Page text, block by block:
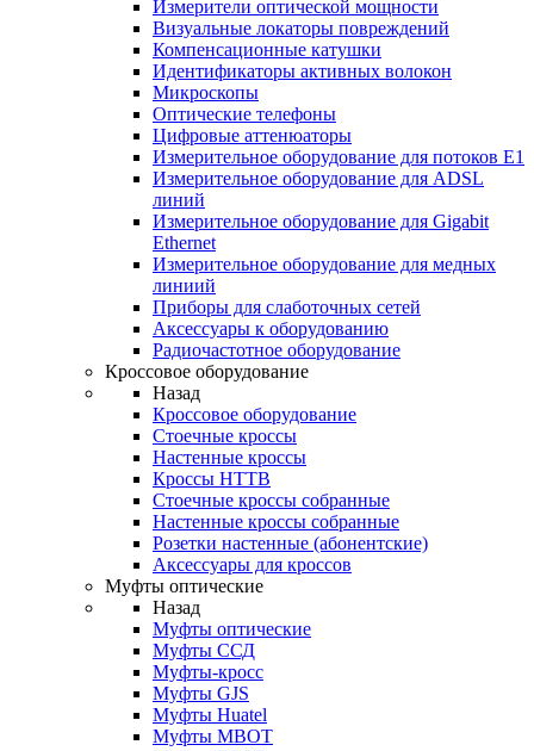
Измерители оптической мощности
Визуальные локаторы повреждений
Компенсационные катушки
Идентификаторы активных волокон
Микроскопы
Оптические телефоны
Цифровые аттенюаторы
Измерительное оборудование для потоков Е1
Измерительное оборудование для ADSL
линий
Измерительное оборудование для Gigabit
Ethernet
Измерительное оборудование для медных
линиий
Приборы для слаботочных сетей
Аксессуары к оборудованию
Радиочастотное оборудование
Кроссовое оборудование
Назад
Кроссовое оборудование
Стоечные кроссы
Настенные кроссы
Кроссы HTTB
Стоечные кроссы собранные
Настенные кроссы собранные
Розетки настенные (абонентские)
Аксессуары для кроссов
Муфты оптические
Назад
Муфты оптические
Муфты ССД
Муфты-кросс
Муфты GJS
Муфты Huatel
Муфты МВОТ